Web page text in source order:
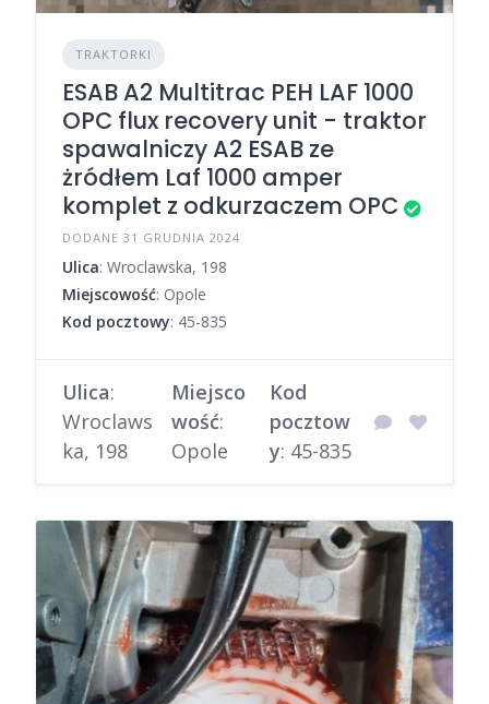
TRAKTORKI
ESAB A2 Multitrac PEH LAF 1000
OPC flux recovery unit - traktor
spawalniczy A2 ESAB ze
żródłem Laf 1000 amper
komplet z odkurzaczem OPC
DODANE 31 GRUDNIA 2024
Ulica: Wroclawska, 198
Miejscowość: Opole
Kod pocztowy: 45-835
Ulica:
Wroclaws
ka, 198
Miejsco
wość:
Opole
Kod
pocztow
y: 45-835